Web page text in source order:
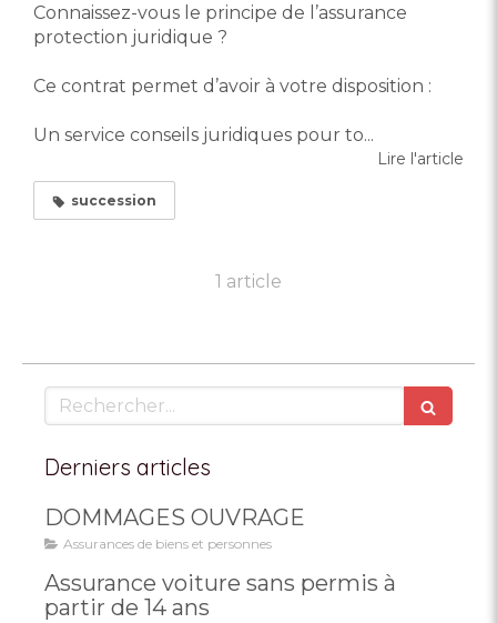
Connaissez-vous le principe de l’assurance
protection juridique ?
Ce contrat permet d’avoir à votre disposition :
Un service conseils juridiques pour to...
Lire l'article
succession
1 article
Rechercher
Derniers articles
DOMMAGES OUVRAGE
Assurances de biens et personnes
Assurance voiture sans permis à
partir de 14 ans